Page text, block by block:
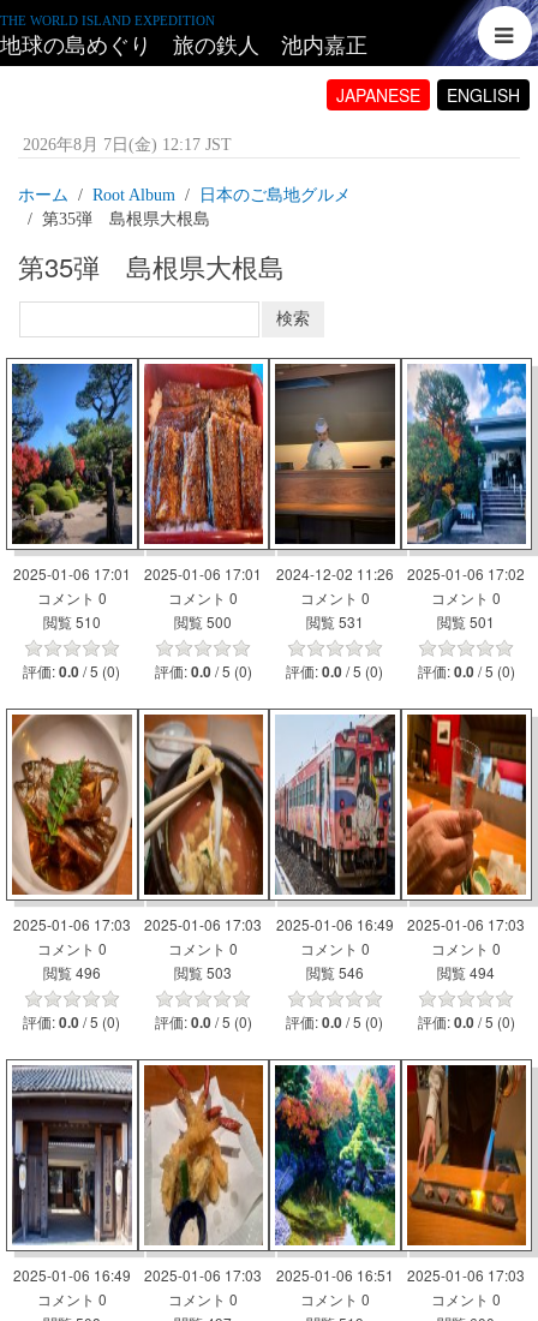
THE WORLD ISLAND EXPEDITION
地球の島めぐり 旅の鉄人 池内嘉正
JAPANESE ENGLISH
2026年8月 7日(金) 12:17 JST
ホーム Root Album
日本のご島地グルメ
第35弾 島根県大根島
第35弾 島根県大根島
2025-01-06 17:01
コメント 0
閲覧 510
評価:0.0 / 5 (0)
2025-01-06 17:01
コメント 0
閲覧 500
評価:0.0 / 5 (0)
2024-12-02 11:26
コメント 0
閲覧 531
評価:0.0 / 5 (0)
2025-01-06 17:02
コメント 0
閲覧 501
評価:0.0 / 5 (0)
2025-01-06 17:03
コメント 0
閲覧 496
評価:0.0 / 5 (0)
2025-01-06 17:03
コメント 0
閲覧 503
評価:0.0 / 5 (0)
2025-01-06 16:49
コメント 0
閲覧 546
評価:0.0 / 5 (0)
2025-01-06 17:03
コメント 0
閲覧 494
評価:0.0 / 5 (0)
2025-01-06 16:49
コメント 0
2025-01-06 17:03
コメント 0
2025-01-06 16:51
コメント 0
2025-01-06 17:03
コメント 0